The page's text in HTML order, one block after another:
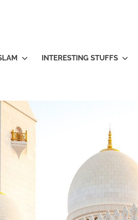
INTERESTING STUFFS